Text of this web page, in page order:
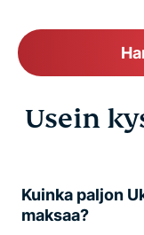
Usein
Kuinka paljon
maksaa?